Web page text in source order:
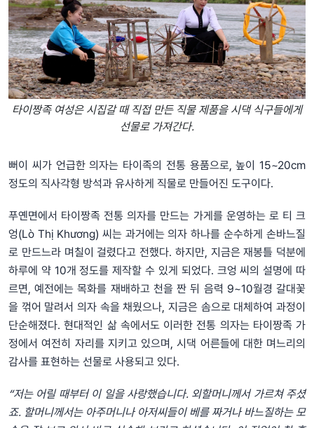
타이짱족 여성은 시집갈 때 직접 만든 직물 제품을 시댁 식구들에게
선물로 가져간다.
뻐이 씨가 언급한 의자는 타이족의 전통 용품으로, 높이 15~20cm
정도의 직사각형 방석과 유사하게 직물로 만들어진 도구이다.
푸옌면에서 타이짱족 전통 의자를 만드는 가게를 운영하는 로 티 크
엉(Lò Thị Khương) 씨는 과거에는 의자 하나를 순수하게 손바느질
로 만드느라 며칠이 걸렸다고 전했다. 하지만, 지금은 재봉틀 덕분에
하루에 약 10개 정도를 제작할 수 있게 되었다. 크엉 씨의 설명에 따
르면, 예전에는 목화를 재배하고 천을 짠 뒤 음력 9~10월경 갈대꽃
을 꺾어 말려서 의자 속을 채웠으나, 지금은 솜으로 대체하여 과정이
단순해졌다. 현대적인 삶 속에서도 이러한 전통 의자는 타이짱족 가
정에서 여전히 자리를 지키고 있으며, 시댁 어른들에 대한 며느리의
감사를 표현하는 선물로 사용되고 있다.
“저는 어릴 때부터 이 일을 사랑했습니다. 외할머니께서 가르쳐 주셨
죠. 할머니께서는 아주머니나 아저씨들이 베를 짜거나 바느질하는 모